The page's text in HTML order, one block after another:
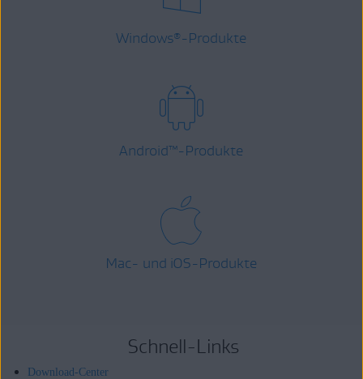
Windows® -Produkte
Android™-Produkte
Mac- und iOS-Produkte
Schnell-Links
Download-Center